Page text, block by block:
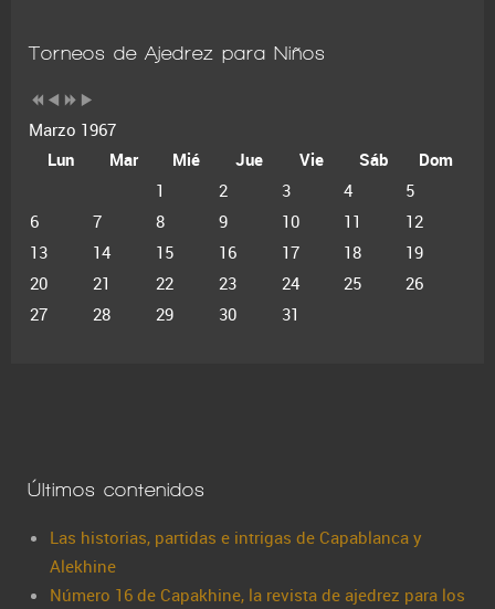
Torneos de Ajedrez para Niños
Marzo 1967
Lun
Mar Mié Jue Vie Sáb
Dom
1
2 3 4
5
6
7 8 9 10 11
12
13
14 15 16 17 18
19
20
21 22 23 24 25
26
27
28 29 30 31
Últimos contenidos
Las historias, partidas e intrigas de Capablanca y
Alekhine
Número 16 de Capakhine, la revista de ajedrez para los